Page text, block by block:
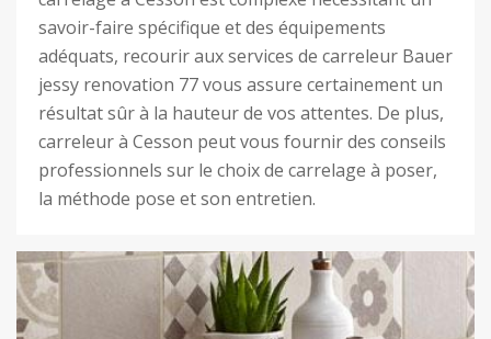
savoir-faire spécifique et des équipements
adéquats, recourir aux services de carreleur Bauer
jessy renovation 77 vous assure certainement un
résultat sûr à la hauteur de vos attentes. De plus,
carreleur à Cesson peut vous fournir des conseils
professionnels sur le choix de carrelage à poser,
la méthode pose et son entretien.